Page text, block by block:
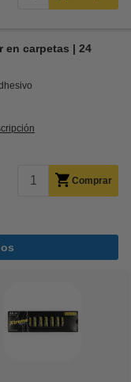
en carpetas | 24
Comprar